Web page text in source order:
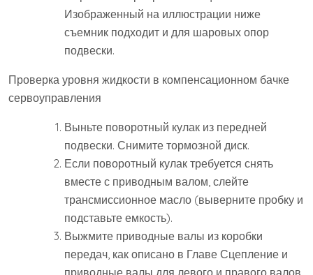
Изображенный на иллюстрации ниже
съемник подходит и для шаровых опор
подвески.
Проверка уровня жидкости в компенсационном бачке
сервоуправления
Выньте поворотный кулак из передней
подвески. Снимите тормозной диск.
Если поворотный кулак требуется снять
вместе с приводным валом, слейте
трансмиссионное масло (выверните пробку и
подставьте емкость).
Выжмите приводные валы из коробки
передач, как описано в Главе Сцепление и
приводные валы для левого и правого валов,